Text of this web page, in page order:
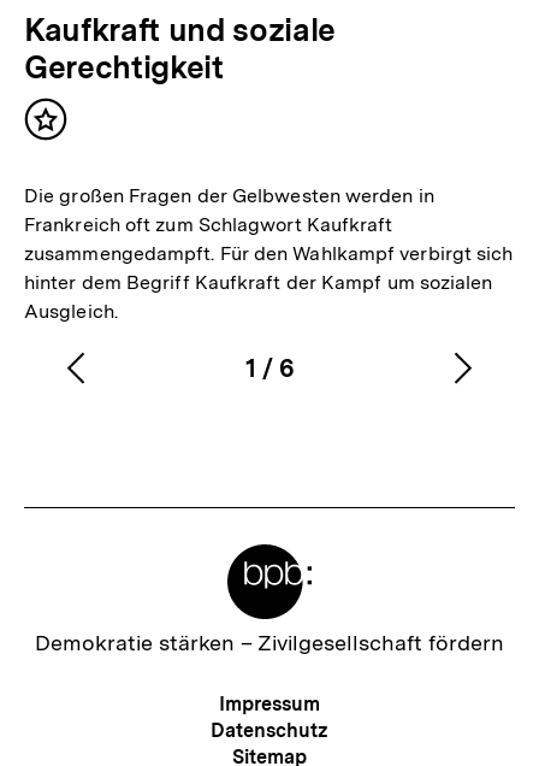
Kaufkraft und soziale
Gerechtigkeit
Inhalt
Die großen Fragen der Gelbwesten werden in
Frankreich oft zum Schlagwort Kaufkraft
zusammengedampft. Für den Wahlkampf verbirgt sich
hinter dem Begriff Kaufkraft der Kampf um sozialen
Ausgleich.
Karussellinhalt
1
von
/ 6
Vorherigen
Zur
Demokratie stärken – Zivilgesellschaft fördern
Meta-
Navigation
Impressum
Datenschutz
Sitemap